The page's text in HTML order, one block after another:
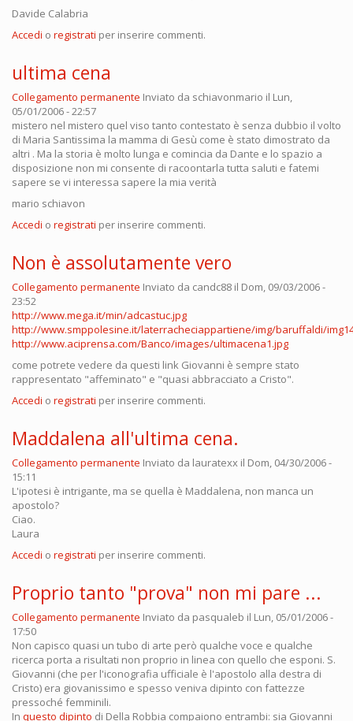
Davide Calabria
Accedi o registrati per inserire commenti.
ultima cena
Collegamento permanente Inviato da schiavonmario il Lun,
05/01/2006 - 22:57
mistero nel mistero quel viso tanto contestato è senza dubbio il volto
di Maria Santissima la mamma di Gesù come è stato dimostrato da
altri . Ma la storia è molto lunga e comincia da Dante e lo spazio a
disposizione non mi consente di racoontarla tutta saluti e fatemi
sapere se vi interessa sapere la mia verità
mario schiavon
Accedi o registrati per inserire commenti.
Non è assolutamente vero
Collegamento permanente Inviato da candc88 il Dom, 09/03/2006 -
23:52
http://www.mega.it/min/adcastuc.jpg
http://www.smppolesine.it/laterracheciappartiene/img/baruffaldi/
http://www.aciprensa.com/Banco/images/ultimacena1.jpg
come potrete vedere da questi link Giovanni è sempre stato
rappresentato "affeminato" e "quasi abbracciato a Cristo".
Accedi o registrati per inserire commenti.
Maddalena all'ultima cena.
Collegamento permanente Inviato da lauratexx il Dom, 04/30/2006 -
15:11
L'ipotesi è intrigante, ma se quella è Maddalena, non manca un
apostolo?
Ciao.
Laura
Accedi o registrati per inserire commenti.
Proprio tanto "prova" non mi pare ...
Collegamento permanente Inviato da pasqualeb il Lun, 05/01/2006 -
17:50
Non capisco quasi un tubo di arte però qualche voce e qualche
ricerca porta a risultati non proprio in linea con quello che esponi. S.
Giovanni (che per l'iconografia ufficiale è l'apostolo alla destra di
Cristo) era giovanissimo e spesso veniva dipinto con fattezze
pressoché femminili.
In questo dipinto di Della Robbia compaiono entrambi: sia Giovanni